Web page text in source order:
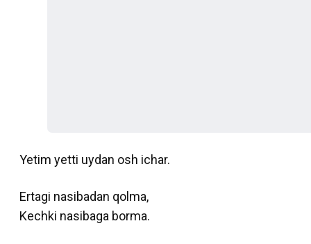
Yetim yetti uydan osh ichar.
Ertagi nasibadan qolma,
Kechki nasibaga borma.